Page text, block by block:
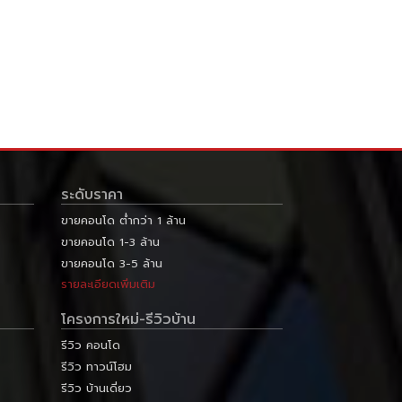
ระดับราคา
ขายคอนโด ต่ำกว่า 1 ล้าน
ขายคอนโด 1-3 ล้าน
ขายคอนโด 3-5 ล้าน
รายละเอียดเพิ่มเติม
โครงการใหม่-รีวิวบ้าน
รีวิว คอนโด
รีวิว ทาวน์โฮม
รีวิว บ้านเดี่ยว